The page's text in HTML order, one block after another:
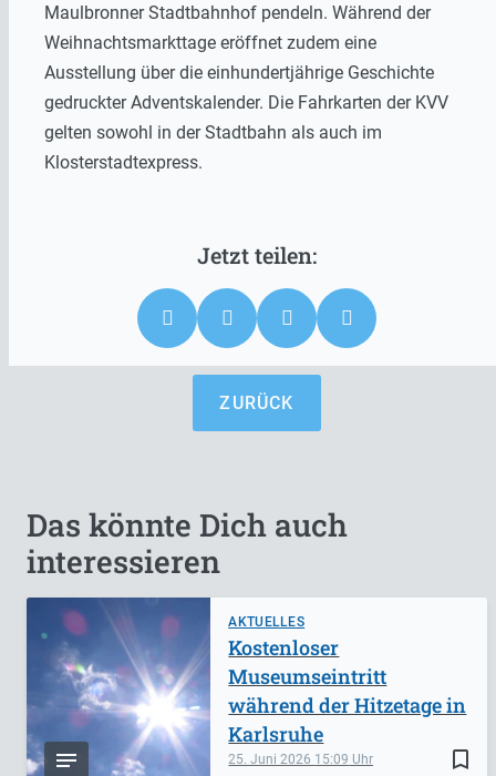
Maulbronner Stadtbahnhof pendeln. Während der
Weihnachtsmarkttage eröffnet zudem eine
Ausstellung über die einhundertjährige Geschichte
gedruckter Adventskalender. Die Fahrkarten der KVV
gelten sowohl in der Stadtbahn als auch im
Klosterstadtexpress.
ZURÜCK
Das könnte Dich auch
interessieren
AKTUELLES
bookmark_border
25. Juni 2026 15:09
Kostenloser
Museumseintritt
während der Hitzetage in
Karlsruhe